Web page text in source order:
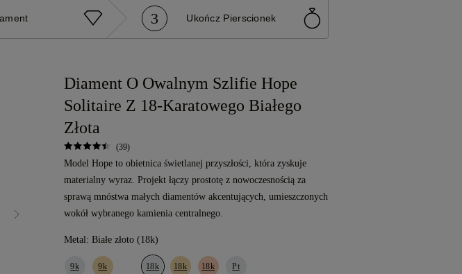
3 Ukończ Pierscionek
Diament O Owalnym Szlifie Hope
Solitaire Z 18-Karatowego Białego
Złota
(39)
Model Hope to obietnica świetlanej przyszłości, która zyskuje
materialny wyraz. Projekt łączy prostotę z nowoczesnością za
sprawą mnóstwa małych diamentów akcentujących, umieszczonych
wokół wybranego kamienia centralnego.
Metal: Białe złoto (18k)
9k 9k 18k 18k 18k Pt